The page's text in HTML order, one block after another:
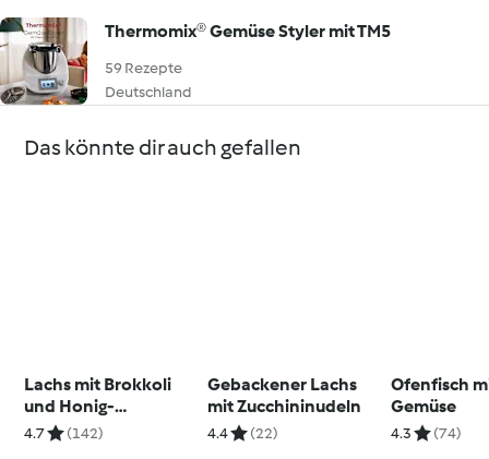
Thermomix® Gemüse Styler mit TM5
59 Rezepte
Deutschland
Das könnte dir auch gefallen
Lachs mit Brokkoli
und Honig-
Knoblauch-Sauce
4.7 (142)
Gebackener Lachs
mit Zucchininudeln
4.4 (22)
Ofenfisch
Gemüse
4.3 (74)